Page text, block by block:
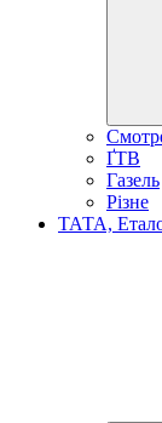
ҐТВ
Газель
Різне
ТАТА,